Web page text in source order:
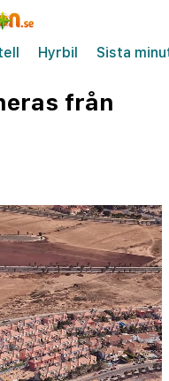
Hyrbil Sista
från